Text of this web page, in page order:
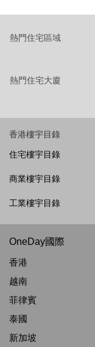
熱門住宅區域
熱門住宅大廈
香港樓宇目錄
住宅樓宇目錄
商業樓宇目錄
工業樓宇目錄
OneDay國際
香港
越南
菲律賓
泰國
新加坡